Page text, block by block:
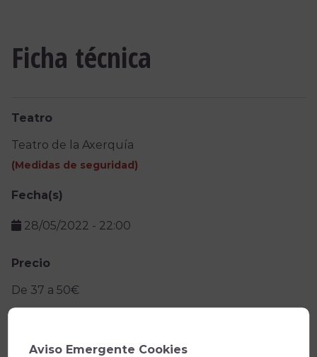
Ficha técnica
Teatro
Teatro de la Axerquía
(Medidas de seguridad)
Fecha(s)
28/05/2022 - 22:00
Precio
De 37 a 50€
Aviso Emergente Cookies